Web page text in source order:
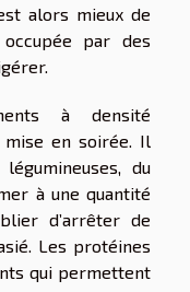
alors mieux de
par des
à densité
en soirée. Il
du
à une quantité
d’arrêter de
Les protéines
qui permettent